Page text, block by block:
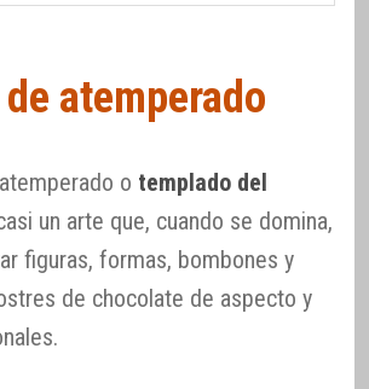
atemperado
o templado del
un arte que, cuando se domina,
figuras, formas, bombones y
de chocolate de aspecto y